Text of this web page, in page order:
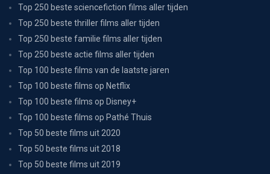
Top 250 beste sciencefiction films aller tijden
Top 250 beste thriller films aller tijden
Top 250 beste familie films aller tijden
Top 250 beste actie films aller tijden
Top 100 beste films van de laatste jaren
Top 100 beste films op Netflix
Top 100 beste films op Disney+
Top 100 beste films op Pathé Thuis
Top 50 beste films uit 2020
Top 50 beste films uit 2018
Top 50 beste films uit 2019